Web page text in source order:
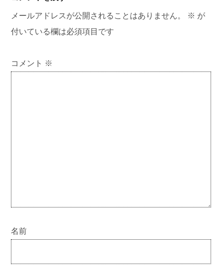
メールアドレスが公開されることはありません。 ※ が
付いている欄は必須項目です
コメント ※
名前